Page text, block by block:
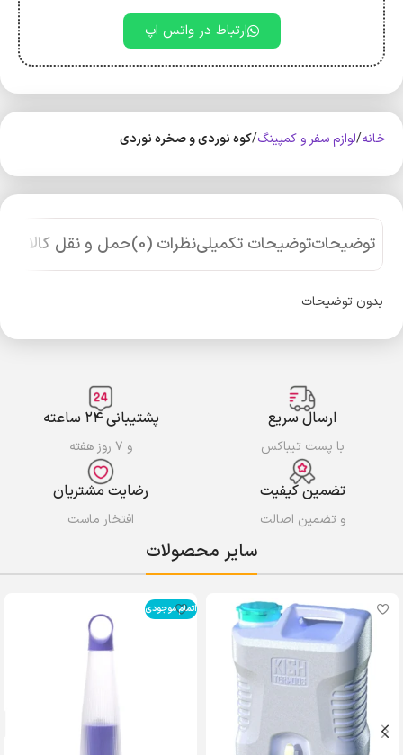
ارتباط در واتس اپ
خانه لوازم سفر و کمپینگ کوه‌ نوردی و صخره نوردی
توضیحاتتوضیحات تکمیلینظرات (0) حمل و نقل کالا
بدون توضیحات
ارسال سریع
با پست تیباکس
پشتیبانی ۲۴ ساعته
و ۷ روز هفته
تضمین کیفیت
و تضمین اصالت
رضایت مشتریان
افتخار ماست
سایر محصولات
اتمام موجودی